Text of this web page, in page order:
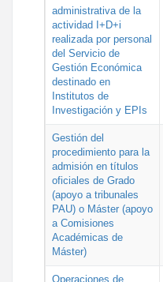
administrativa de la
actividad I+D+i
realizada por personal
del Servicio de
Gestión Económica
destinado en
Institutos de
Investigación y EPIs
Gestión del
procedimiento para la
admisión en títulos
oficiales de Grado
(apoyo a tribunales
PAU) o Máster (apoyo
a Comisiones
Académicas de
Máster)
Operaciones de